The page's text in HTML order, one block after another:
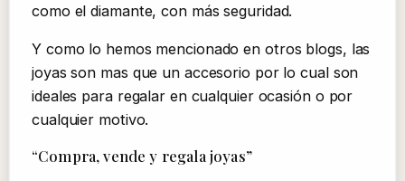
como el diamante, con más seguridad.
Y como lo hemos mencionado en otros blogs, las
joyas son mas que un accesorio por lo cual son
ideales para regalar en cualquier ocasión o por
cualquier motivo.
“Compra, vende y regala joyas”